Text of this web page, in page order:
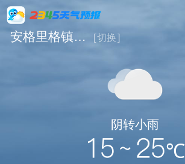
安格里格镇天气 [切换]
阴转小雨
15 ~ 25℃